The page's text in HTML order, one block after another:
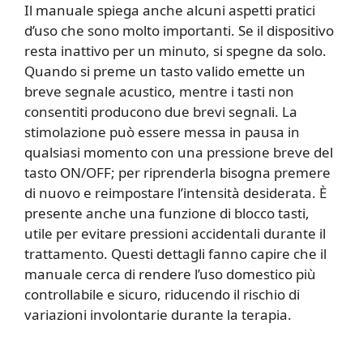
Il manuale spiega anche alcuni aspetti pratici
d’uso che sono molto importanti. Se il dispositivo
resta inattivo per un minuto, si spegne da solo.
Quando si preme un tasto valido emette un
breve segnale acustico, mentre i tasti non
consentiti producono due brevi segnali. La
stimolazione può essere messa in pausa in
qualsiasi momento con una pressione breve del
tasto ON/OFF; per riprenderla bisogna premere
di nuovo e reimpostare l’intensità desiderata. È
presente anche una funzione di blocco tasti,
utile per evitare pressioni accidentali durante il
trattamento. Questi dettagli fanno capire che il
manuale cerca di rendere l’uso domestico più
controllabile e sicuro, riducendo il rischio di
variazioni involontarie durante la terapia.